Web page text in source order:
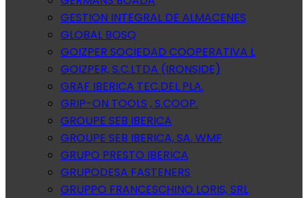
GESTION INTEGRAL DE ALMACENES
GLOBAL BOSQ
GOIZPER SOCIEDAD COOPERATIVA L
GOIZPER, S.C.LTDA (IRONSIDE)
GRAF IBERICA TEC.DEL PLA.
GRIP-ON TOOLS , S.COOP.
GROUPE SEB IBERICA
GROUPE SEB IBERICA, SA. WMF
GRUPO PRESTO IBERICA
GRUPODESA FASTENERS
GRUPPO FRANCESCHINO LORIS, SRL